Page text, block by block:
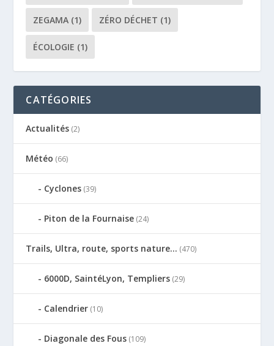
ZEGAMA (1) ZÉRO DÉCHET (1)
ÉCOLOGIE (1)
CATÉGORIES
Actualités (2)
Météo (66)
Cyclones (39)
Piton de la Fournaise (24)
Trails, Ultra, route, sports nature… (470)
6000D, SaintéLyon, Templiers (29)
Calendrier (10)
Diagonale des Fous (109)